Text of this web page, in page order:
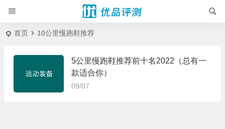
首页 10公里慢跑鞋推荐
5公里慢跑鞋推荐前十名2022（总有一
款适合你）
09/07